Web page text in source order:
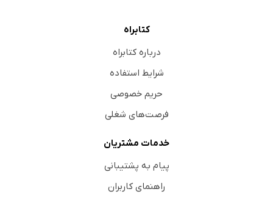
کتابراه
درباره کتابراه
شرایط استفاده
حریم خصوصی
فرصت‌های شغلی
خدمات مشتریان
پیام به پشتیبانی
راهنمای کاربران